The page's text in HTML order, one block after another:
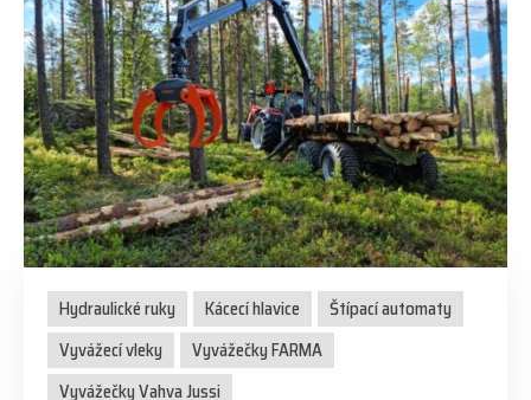
Hydraulické ruky Kácecí hlavice
Štípací automaty
Vyvážecí vleky
Vyvážečky FARMA
Vyvážečky Vahva Jussi